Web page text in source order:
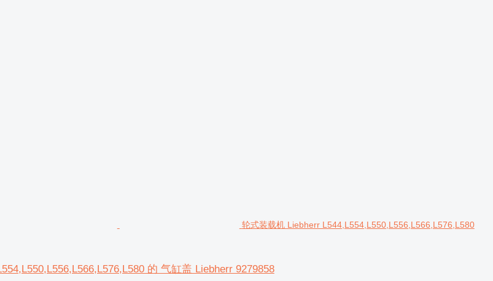
轮式装载机 Liebherr L544,L554,L550,L556,L566,L576,L580
的 气缸盖 Liebherr 9279858